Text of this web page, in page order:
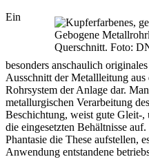
Gebogene
Querschnitt. Foto:
Ein
besonders anschaulich
Ausschnitt der Metallleitung
Rohrsystem der Anlage dar.
metallurgischen Verarbeitung
Beschichtung, weist gute Gleit-,
die eingesetzten Behältnisse
Phantasie die These aufstellen,
Anwendung entstandene